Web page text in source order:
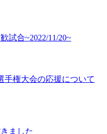
試合~2022/11/20~
手権大会の応援について
ました